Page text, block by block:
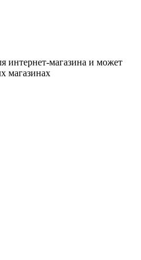
интернет-магазина и может
магазинах